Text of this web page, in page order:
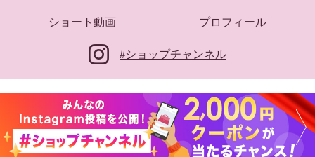
ショート動画 プロフィール
#ショップチャンネル